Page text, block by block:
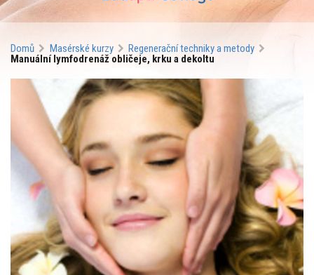
Domů Masérské kurzy
Regenerační techniky a metody
Manuální lymfodrenáž obličeje, krku a dekoltu